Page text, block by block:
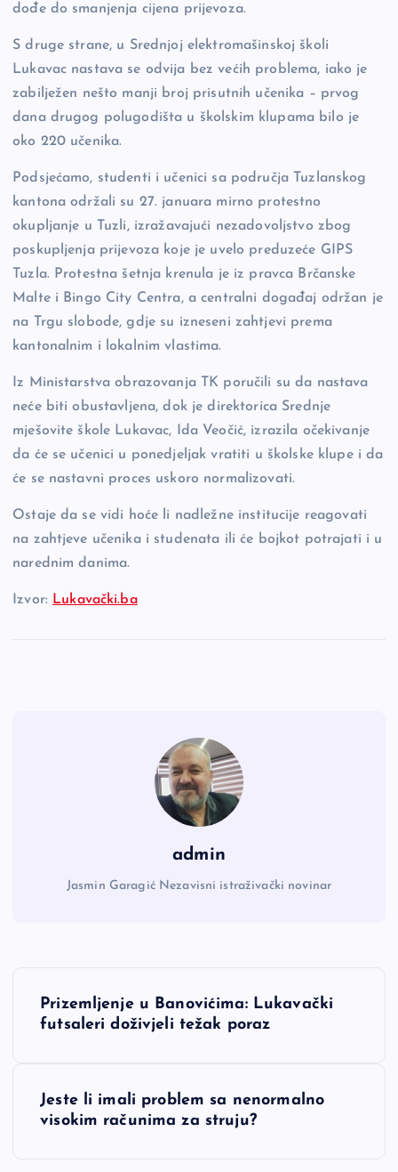
dođe do smanjenja cijena prijevoza.
S druge strane, u Srednjoj elektromašinskoj školi
Lukavac nastava se odvija bez većih problema, iako je
zabilježen nešto manji broj prisutnih učenika – prvog
dana drugog polugodišta u školskim klupama bilo je
oko 220 učenika.
Podsjećamo, studenti i učenici sa područja Tuzlanskog
kantona održali su 27. januara mirno protestno
okupljanje u Tuzli, izražavajući nezadovoljstvo zbog
poskupljenja prijevoza koje je uvelo preduzeće GIPS
Tuzla. Protestna šetnja krenula je iz pravca Brčanske
Malte i Bingo City Centra, a centralni događaj održan je
na Trgu slobode, gdje su izneseni zahtjevi prema
kantonalnim i lokalnim vlastima.
Iz Ministarstva obrazovanja TK poručili su da nastava
neće biti obustavljena, dok je direktorica Srednje
mješovite škole Lukavac, Ida Veočić, izrazila očekivanje
da će se učenici u ponedjeljak vratiti u školske klupe i da
će se nastavni proces uskoro normalizovati.
Ostaje da se vidi hoće li nadležne institucije reagovati
na zahtjeve učenika i studenata ili će bojkot potrajati i u
narednim danima.
Izvor: Lukavački.ba
admin
Jasmin Garagić Nezavisni istraživački novinar
NPrizemljenje u Banovićima: Lukavački
futsaleri doživjeli težak poraz
Jeste li imali problem sa nenormalno
visokim računima za struju?